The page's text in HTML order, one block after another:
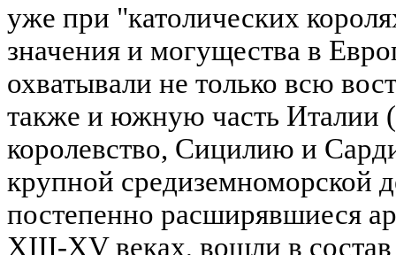
уже при "католических
значения и могущества в
охватывали не только всю
также и южную часть Италии
королевство, Сицилию и
крупной средиземноморской
постепенно расширявшиеся
XIII-XV веках, вошли в